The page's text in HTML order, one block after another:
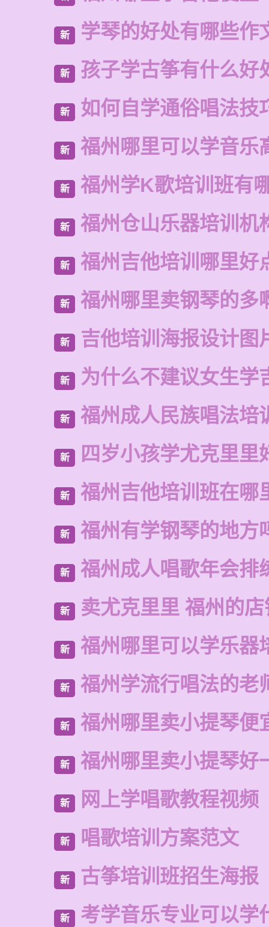
新 学琴的好处有哪些作
新 孩子学古筝有什么好
新 如何自学通俗唱法技
新 福州哪里可以学音乐
新 福州学K歌培训班有
新 福州仓山乐器培训机
新 福州吉他培训哪里好
新 福州哪里卖钢琴的多
新 吉他培训海报设计图
新 为什么不建议女生学
新 福州成人民族唱法培
新 四岁小孩学尤克里里
新 福州吉他培训班在哪
新 福州有学钢琴的地方
新 福州成人唱歌年会排
新 卖尤克里里 福州的
新 福州哪里可以学乐器
新 福州学流行唱法的老
新 福州哪里卖小提琴便
新 福州哪里卖小提琴好
新 网上学唱歌教程视频
新 唱歌培训方案范文
新 古筝培训班招生海报
新 考学音乐专业可以学